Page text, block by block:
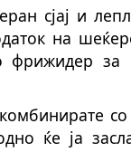
сјај и
на
за
ќе ја